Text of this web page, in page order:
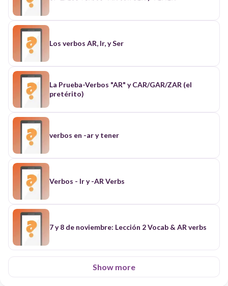
Los verbos AR, Ir, y Ser
La Prueba-Verbos "AR" y CAR/GAR/ZAR (el
pretérito)
verbos en -ar y tener
Verbos - Ir y -AR Verbs
7 y 8 de noviembre: Lección 2 Vocab & AR verbs
Show more